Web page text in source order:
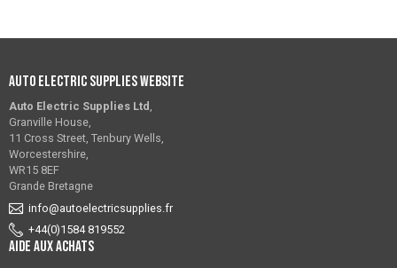
Auto Electric Supplies Website
Auto Electric Supplies Ltd ,
Granville House,
11 Cross Street, Tenbury Wells,
Worcestershire,
WR15 8EF
Grande Bretagne
info@autoelectricsupplies.fr
+44(0)1584 819552
Aide aux achats